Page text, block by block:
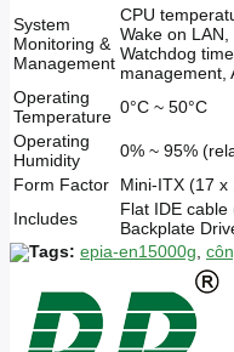
System
Monitoring &
Management
CPU
Wake on
Watchdog
management,
Operating
Temperature 0°C ~ 50°C
Operating
Humidity
0% ~ 95%
Form Factor
Mini-ITX (17 x
Includes
Flat IDE
Backplate
Tags: epia-en15000g